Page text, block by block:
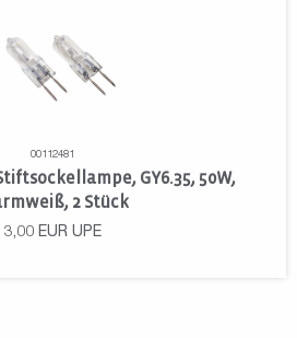
00112481
GY6.35, 50W,
2 Stück
3,00 EUR UPE